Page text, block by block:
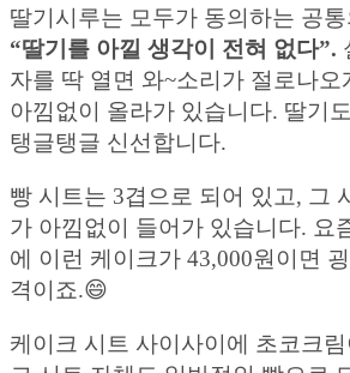
딸기시루는 모두가 동의하는 공
“딸기를 아낄 생각이 전혀 없다”.
자를 딱 열면 와~소리가 절로나
아낌없이 올라가 있습니다. 딸기
탱글탱글 신선합니다.
빵 시트는 3겹으로 되어 있고, 그
가 아낌없이 들어가 있습니다. 요
에 이런 케이크가 43,000원이면
격이죠.😄
케이크 시트 사이사이에 초코크림